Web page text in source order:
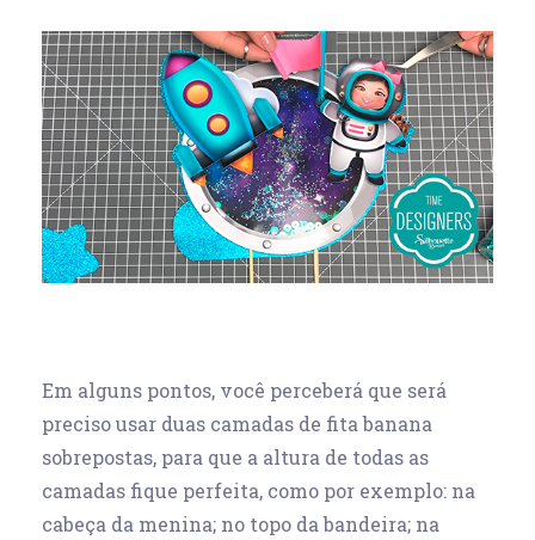
Em alguns pontos, você perceberá que será
preciso usar duas camadas de fita banana
sobrepostas, para que a altura de todas as
camadas fique perfeita, como por exemplo: na
cabeça da menina; no topo da bandeira; na